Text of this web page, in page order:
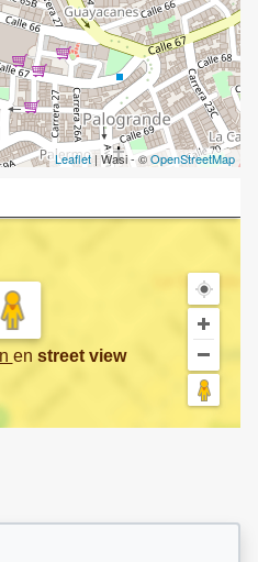
Leaflet| Wasi - ©OpenStreetMap
en street view